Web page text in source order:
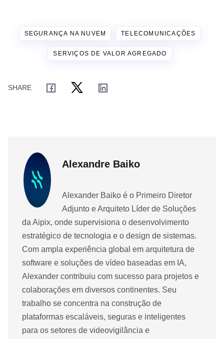
SEGURANÇA NA NUVEM TELECOMUNICAÇÕES
SERVIÇOS DE VALOR AGREGADO
Alexandre Baiko
Alexander Baiko é o Primeiro Diretor
Adjunto e Arquiteto Líder de Soluções
da Aipix, onde supervisiona o desenvolvimento
estratégico de tecnologia e o design de sistemas.
Com ampla experiência global em arquitetura de
software e soluções de vídeo baseadas em IA,
Alexander contribuiu com sucesso para projetos e
colaborações em diversos continentes. Seu
trabalho se concentra na construção de
plataformas escaláveis, seguras e inteligentes
para os setores de videovigilância e